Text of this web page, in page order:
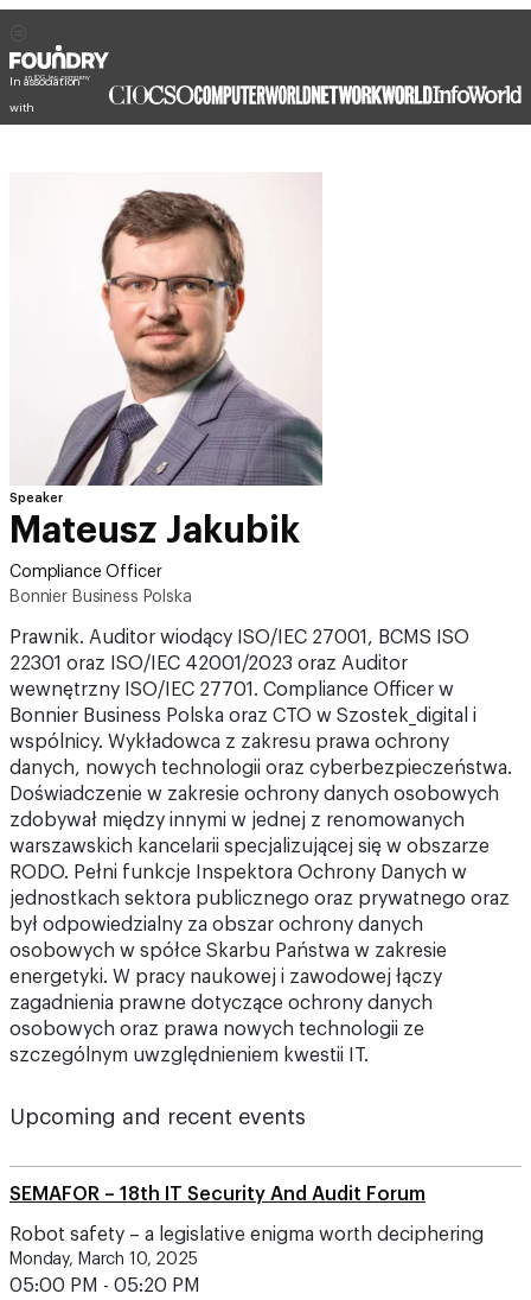
In association
with
Speaker
Mateusz Jakubik
Compliance Officer
Bonnier Business Polska
Prawnik. Auditor wiodący ISO/IEC 27001, BCMS ISO
22301 oraz ISO/IEC 42001/2023 oraz Auditor
wewnętrzny ISO/IEC 27701. Compliance Officer w
Bonnier Business Polska oraz CTO w Szostek_digital i
wspólnicy. Wykładowca z zakresu prawa ochrony
danych, nowych technologii oraz cyberbezpieczeństwa.
Doświadczenie w zakresie ochrony danych osobowych
zdobywał między innymi w jednej z renomowanych
warszawskich kancelarii specjalizującej się w obszarze
RODO. Pełni funkcje Inspektora Ochrony Danych w
jednostkach sektora publicznego oraz prywatnego oraz
był odpowiedzialny za obszar ochrony danych
osobowych w spółce Skarbu Państwa w zakresie
energetyki. W pracy naukowej i zawodowej łączy
zagadnienia prawne dotyczące ochrony danych
osobowych oraz prawa nowych technologii ze
szczególnym uwzględnieniem kwestii IT.
Upcoming and recent events
SEMAFOR – 18th IT Security And Audit Forum
Robot safety – a legislative enigma worth deciphering
Monday, March 10, 2025
05:00 PM - 05:20 PM